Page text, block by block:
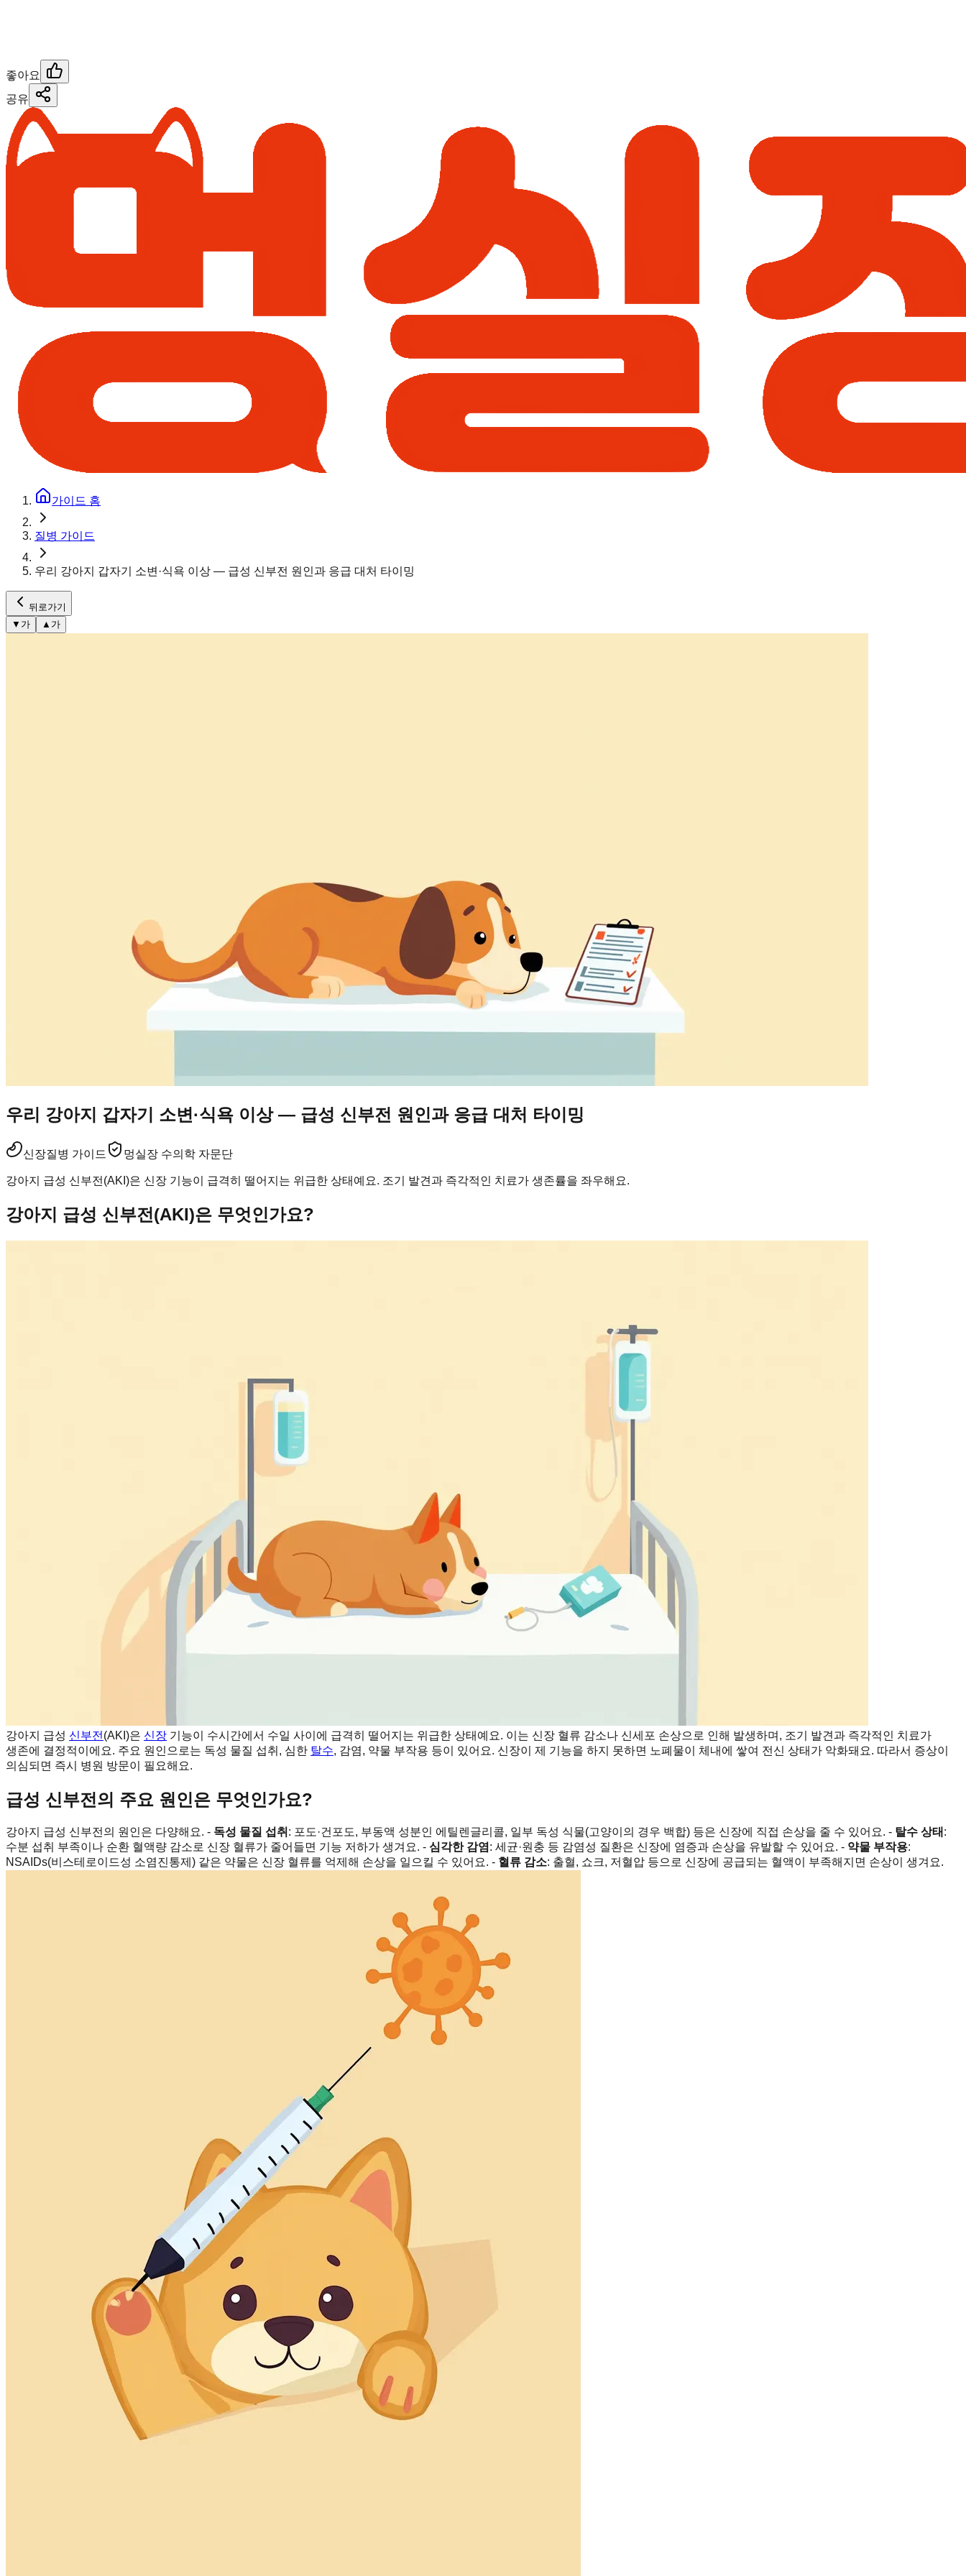
좋아요
공유
가이드 홈
질병 가이드
우리 강아지 갑자기 소변·식욕 이상 — 급성 신부전 원인과 응급 대처 타이밍
뒤로가기
▼ 가 ▲ 가
우리 강아지 갑자기 소변·식욕 이상 — 급성 신부전 원인과 응급 대처 타이밍
신장질병 가이드 멍실장 수의학 자문단
강아지 급성 신부전(AKI)은 신장 기능이 급격히 떨어지는 위급한 상태예요. 조기 발견과 즉각적인 치료가 생존률을 좌우해요.
강아지 급성 신부전(AKI)은 무엇인가요?
강아지 급성 신부전 (AKI)은 신장 기능이 수시간에서 수일 사이에 급격히 떨어지는 위급한 상태예요. 이는 신장 혈류 감소나 신세포 손상으로 인해 발생하며, 조기 발견과 즉각적인 치료가
생존에 결정적이에요. 주요 원인으로는 독성 물질 섭취, 심한 탈수, 감염, 약물 부작용 등이 있어요. 신장이 제 기능을 하지 못하면 노폐물이 체내에 쌓여 전신 상태가 악화돼요. 따라서 증상이
의심되면 즉시 병원 방문이 필요해요.
급성 신부전의 주요 원인은 무엇인가요?
강아지 급성 신부전의 원인은 다양해요. - 독성 물질 섭취 : 포도·건포도, 부동액 성분인 에틸렌글리콜, 일부 독성 식물(고양이의 경우 백합) 등은 신장에 직접 손상을 줄 수 있어요. - 탈수 상태 :
수분 섭취 부족이나 순환 혈액량 감소로 신장 혈류가 줄어들면 기능 저하가 생겨요. - 심각한 감염: 세균·원충 등 감염성 질환은 신장에 염증과 손상을 유발할 수 있어요. - 약물 부작용:
NSAIDs(비스테로이드성 소염진통제) 같은 약물은 신장 혈류를 억제해 손상을 일으킬 수 있어요. - 혈류 감소: 출혈, 쇼크, 저혈압 등으로 신장에 공급되는 혈액이 부족해지면 손상이 생겨요.